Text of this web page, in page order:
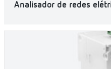
Analisador de redes